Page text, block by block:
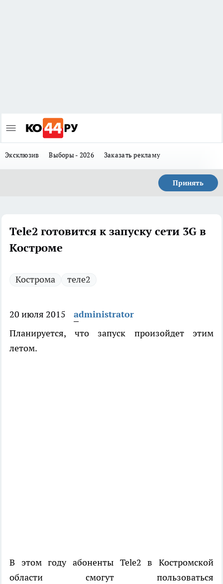
Эксклюзив Выборы - 2026 Заказать рекламу
Принять
Теle2 готовится к запуску сети 3G в
Костроме
Кострома теле2
20 июля 2015
administrator
Планируется, что запуск произойдет этим
летом.
В этом году абоненты Tele2 в Костромской
области смогут пользоваться